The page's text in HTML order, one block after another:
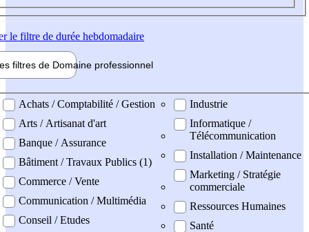
le filtre de durée hebdomadaire
filtres de Domaine professionnel
professionel
Achats / Comptabilité / Gestion
Arts / Artisanat d'art
Banque / Assurance
Bâtiment / Travaux Publics (1)
Commerce / Vente
Communication / Multimédia
Conseil / Etudes
Industrie
Informatique /
Télécommunication
Installation / Maintenance
Marketing / Stratégie
commerciale
Ressources Humaines
Santé